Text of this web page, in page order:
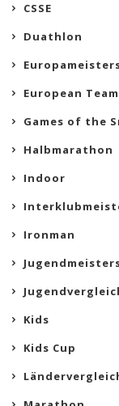
CSSE
Duathlon
European
Games of the
Halbmarathon
Indoor
Ironman
Kids
Kids Cup